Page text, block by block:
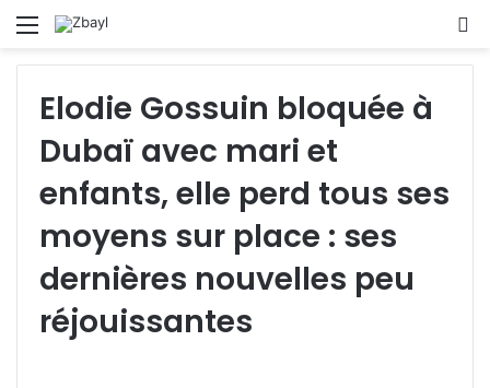
Menu
Elodie Gossuin bloquée à
Dubaï avec mari et
enfants, elle perd tous ses
moyens sur place : ses
dernières nouvelles peu
réjouissantes